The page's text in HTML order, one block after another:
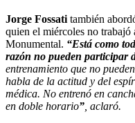
Jorge Fossati también
quien el miércoles no
Monumental. “Está como
razón no pueden participar
entrenamiento que no
habla de la actitud y del
médica. No entrenó en
en doble horario” , aclaró.